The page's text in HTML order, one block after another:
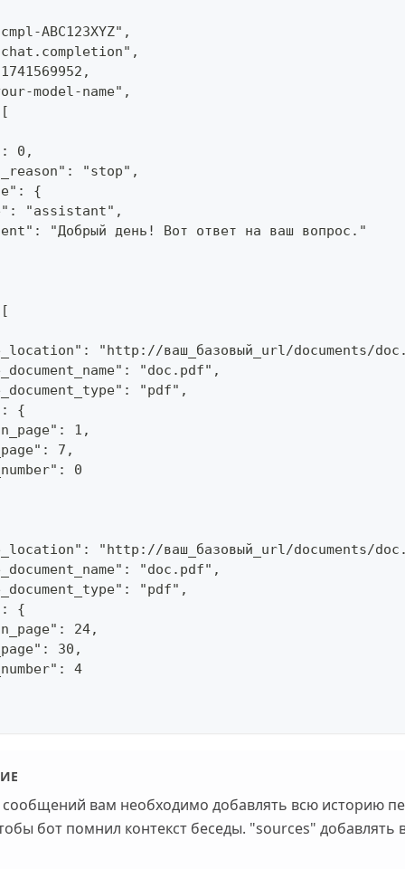
ABC123XYZ",
model-name",
0,
"stop",
{
"assistant",
"Добрый день! Вот ответ на ваш вопрос."
"http://ваш_базовый_url/documents/
"doc.pdf",
"pdf",
{
1,
7,
0
"http://ваш_базовый_url/documents/
"doc.pdf",
"pdf",
{
24,
30,
4
вам необходимо добавлять всю историю
бот помнил контекст беседы. "sources" добавлять